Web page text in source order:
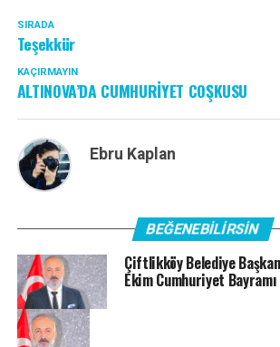
SIRADA
Teşekkür
KAÇIRMAYIN
ALTINOVA’DA CUMHURİYET COŞKUSU
Ebru Kaplan
BEĞENEBILIRSIN
Çiftlikköy Belediye
Ekim Cumhuriyet Bayramı